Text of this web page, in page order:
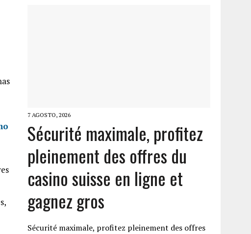
7 AGOSTO, 2026
Sécurité maximale, profitez
pleinement des offres du
casino suisse en ligne et
gagnez gros
Sécurité maximale, profitez pleinement des offres